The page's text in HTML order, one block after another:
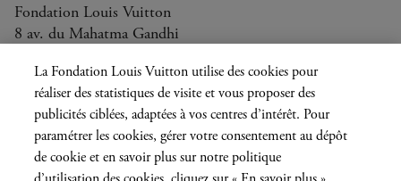
Fondation Louis Vuitton
8 av. du Mahatma Gandhi
Ouvert aujourd'hui de 11h à 20h
Langue
actuelle
| EN
La Fondation Louis Vuitton utilise des cookies pour
réaliser des statistiques de visite et vous proposer des
publicités ciblées, adaptées à vos centres d’intérêt. Pour
paramétrer les cookies, gérer votre consentement au dépôt
de cookie et en savoir plus sur notre politique